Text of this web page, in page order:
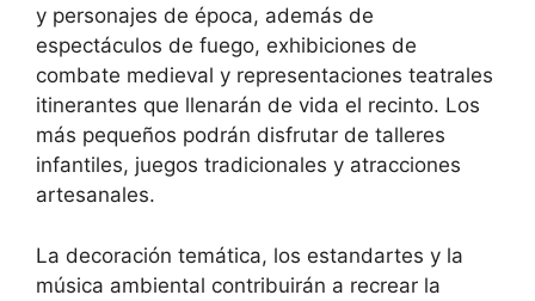
y personajes de época, además de
espectáculos de fuego, exhibiciones de
combate medieval y representaciones teatrales
itinerantes que llenarán de vida el recinto. Los
más pequeños podrán disfrutar de talleres
infantiles, juegos tradicionales y atracciones
artesanales.
La decoración temática, los estandartes y la
música ambiental contribuirán a recrear la